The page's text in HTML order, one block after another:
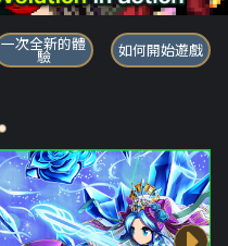
一次全新的體
驗 如何開始遊戲